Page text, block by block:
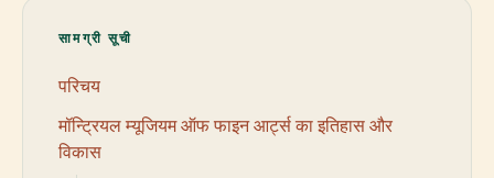
सामग्री सूची
परिचय
मॉन्ट्रियल म्यूजियम ऑफ फाइन आर्ट्स का इतिहास और
विकास